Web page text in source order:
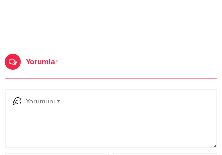
Yorumlar